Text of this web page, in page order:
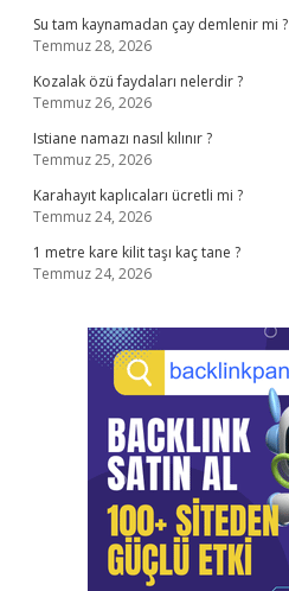
Su tam kaynamadan çay demlenir mi ?
Temmuz 28, 2026
Kozalak özü faydaları nelerdir ?
Temmuz 26, 2026
Istiane namazı nasıl kılınır ?
Temmuz 25, 2026
Karahayıt kaplıcaları ücretli mi ?
Temmuz 24, 2026
1 metre kare kilit taşı kaç tane ?
Temmuz 24, 2026